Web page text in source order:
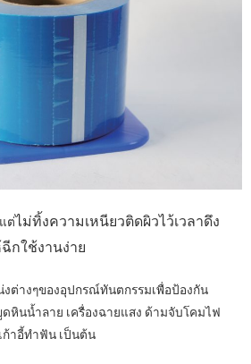
ต่ไม่ทิ้งความเหนียวติดผิวไว้เวลาดึง
กใช้งานง่าย
ต่างๆของอุปกรณ์ทันตกรรมเพื่อป้องกัน
ดหินน้ำลาย เครื่องฉายแสง ด้ามจับโคมไฟ
ก้าอี้ทำฟัน เป็นต้น